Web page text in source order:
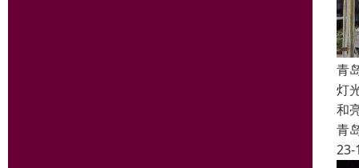
青
灯
和
青
23-